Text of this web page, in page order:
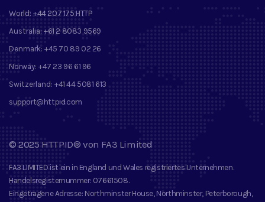
World: +44 207 175 HTTP
Australia: +61 2 8083 9569
Denmark: +45 70 89 02 26
Norway: +47 23 96 61 96
Switzerland: +41 44 5081 613
support@httpid.com
©2025 HTTPID®von FA3 Limited
FA3 LIMITED ist ein in England und Wales registriertes Unternehmen.
Handelsregisternummer: 07661508.
Eingetragene Adresse: Northminster House, Northminster, Peterborough,